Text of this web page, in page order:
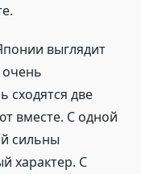
выглядит
очень
сходятся две
вместе. С одной
сильны
характер. С